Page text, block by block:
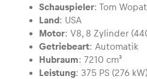
Schauspieler: Tom
Land: USA
Motor: V8, 8 Zylinder
Getriebeart: Automatik
Hubraum: 7210 cm³
Leistung: 375 PS (276 kW)